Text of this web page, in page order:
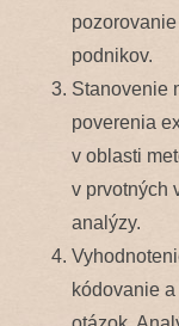
podnikov.
Stanovenie
poverenia
v oblasti
v prvotných
analýzy.
kódovanie